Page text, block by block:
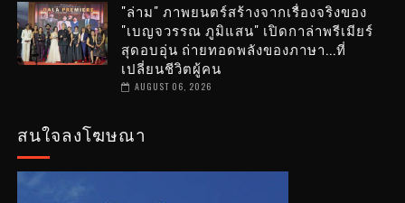
"ล่าม" ภาพยนตร์สร้างจากเรื่องจริงของ
"เบญจวรรณ ภูมิแสน" เปิดกาล่าพรีเมียร์
สุดอบอุ่น ถ่ายทอดพลังของภาษา...ที่
เปลี่ยนชีวิตผู้คน
AUGUST 06, 2026
สนใจลงโฆษณา